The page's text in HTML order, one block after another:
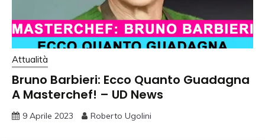
Attualità
Bruno Barbieri: Ecco Quanto Guadagna
A Masterchef! – UD News
9 Aprile 2023 Roberto Ugolini